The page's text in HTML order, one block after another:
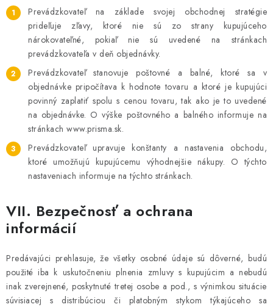
Prevádzkovateľ na základe svojej obchodnej stratégie
prideľuje zľavy, ktoré nie sú zo strany kupujúceho
nárokovateľné, pokiaľ nie sú uvedené na stránkach
prevádzkovateľa v deň objednávky.
Prevádzkovateľ stanovuje poštovné a balné, ktoré sa v
objednávke pripočítava k hodnote tovaru a ktoré je kupujúci
povinný zaplatiť spolu s cenou tovaru, tak ako je to uvedené
na objednávke. O výške poštovného a balného informuje na
stránkach www.prisma.sk.
Prevádzkovateľ upravuje konštanty a nastavenia obchodu,
ktoré umožňujú kupujúcemu výhodnejšie nákupy. O týchto
nastaveniach informuje na týchto stránkach.
VII. Bezpečnosť a ochrana
informácií
Predávajúci prehlasuje, že všetky osobné údaje sú dôverné, budú
použité iba k uskutočneniu plnenia zmluvy s kupujúcim a nebudú
inak zverejnené, poskytnuté tretej osobe a pod., s výnimkou situácie
súvisiacej s distribúciou či platobným stykom týkajúceho sa